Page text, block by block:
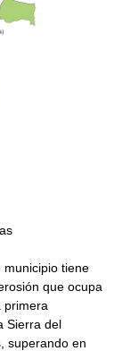
municipio tiene
que ocupa
primera
Sierra del
superando en